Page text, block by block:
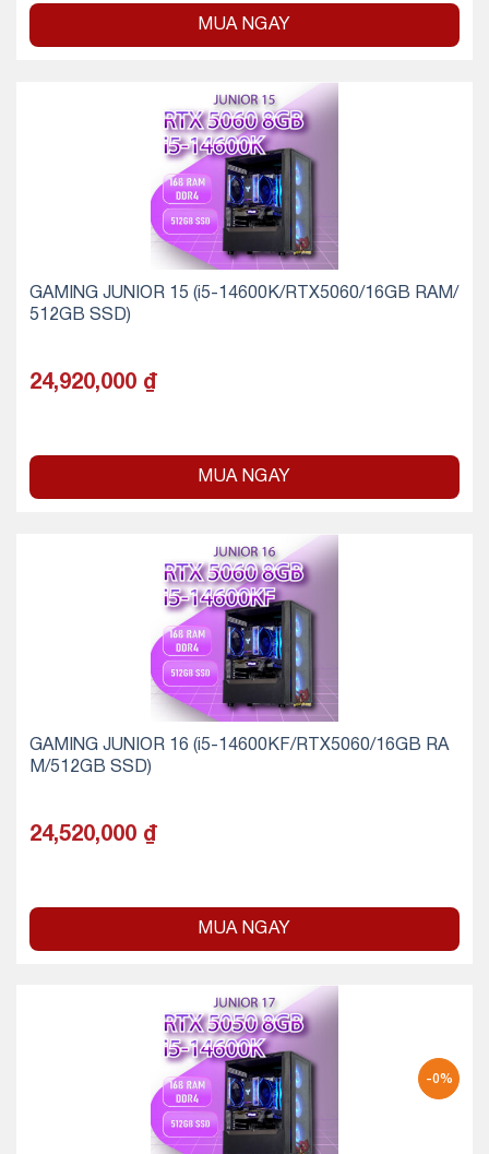
MUA NGAY
GAMING JUNIOR 15 (i5-14600K/RTX5060/16GB RAM/
512GB SSD)
24,920,000 ₫
MUA NGAY
GAMING JUNIOR 16 (i5-14600KF/RTX5060/16GB RA
M/512GB SSD)
24,520,000 ₫
MUA NGAY
-0%